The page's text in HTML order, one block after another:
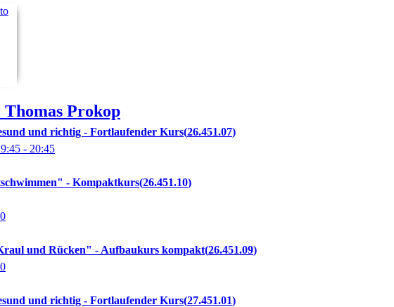
Thomas Prokop
und richtig - Fortlaufender Kurs 26.451.07
- 20:45
- Kompaktkurs 26.451.10
und Rücken" - Aufbaukurs kompakt 26.451.09
und richtig - Fortlaufender Kurs 27.451.01